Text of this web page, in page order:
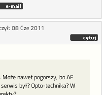
08 Cze 2011
nawet pogorszy, bo AF
był? Opto-technika? W